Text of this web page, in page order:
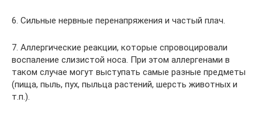
6. Сильные нервные перенапряжения и частый плач.
7. Аллергические реакции, которые спровоцировали
воспаление слизистой носа. При этом аллергенами в
таком случае могут выступать самые разные предметы
(пища, пыль, пух, пыльца растений, шерсть животных и
т.п.).